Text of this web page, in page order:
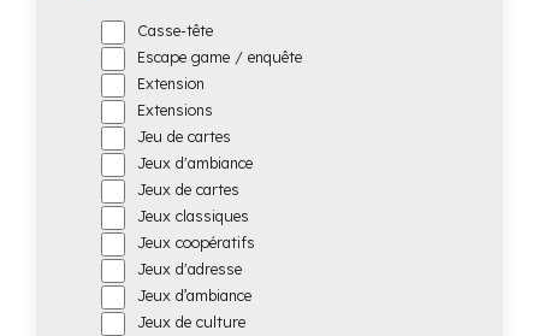
Casse-tête
Escape game / enquête
Extension
Extensions
Jeu de cartes
Jeux d'ambiance
Jeux de cartes
Jeux classiques
Jeux coopératifs
Jeux d'adresse
Jeux d’ambiance
Jeux de culture